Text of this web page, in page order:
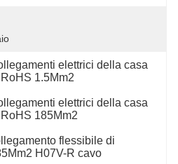
elettrici della casa
1.5Mm2
elettrici della casa
185Mm2
flessibile di
H07V-R cavo